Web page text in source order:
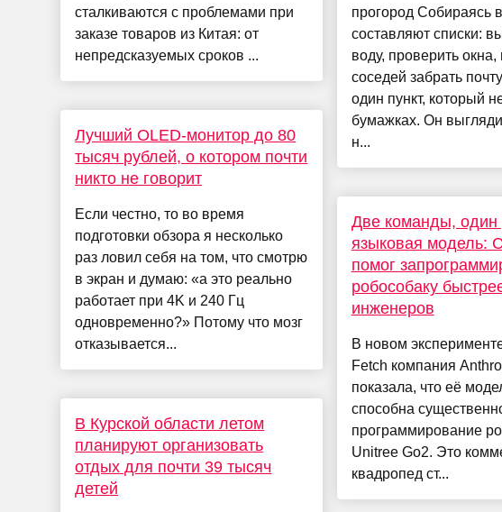
сталкиваются с проблемами при
заказе товаров из Китая: от
непредсказуемых сроков ...
Лучший OLED-монитор до 80
тысяч рублей, о котором почти
никто не говорит
Если честно, то во время
подготовки обзора я несколько
раз ловил себя на том, что смотрю
в экран и думаю: «а это реально
работает при 4K и 240 Гц
одновременно?» Потому что мозг
отказывается...
В Курской области летом
планируют организовать
отдых для почти 39 тысяч
детей
прогород Собираясь
составляют списки:
воду, проверить окна,
соседей забрать
один пункт, который
бумажках. Он
н...
Две команды, один
языковая модель:
помог
робособаку
инженеров
В новом
Fetch компания
показала, что её
способна
программирование
Unitree Go2. Это
квадропед ст...